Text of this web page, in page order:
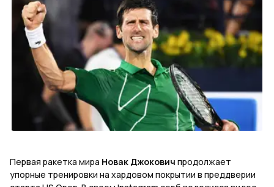
Первая ракетка мира Новак Джокович продолжает
упорные тренировки на хардовом покрытии в преддверии